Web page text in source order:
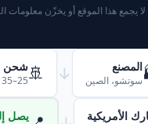
لا يجمع هذا الموقع أو يخزّن معلومات
المصنع
سوتشو، الصين →
🚢شحن
25–35 يومًا
الأمريكية يصل